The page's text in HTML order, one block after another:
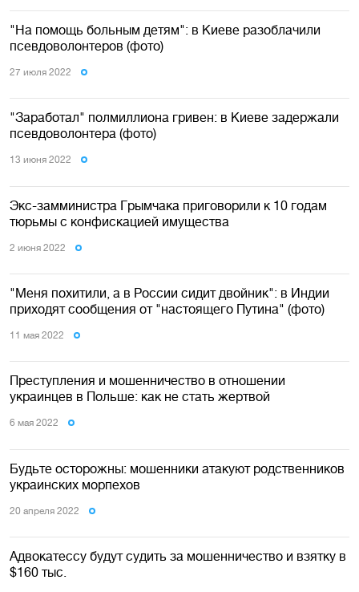
"На помощь больным детям": в Киеве разоблачили
псевдоволонтеров (фото)
27 июля 2022
"Заработал" полмиллиона гривен: в Киеве задержали
псевдоволонтера (фото)
13 июня 2022
Экс-замминистра Грымчака приговорили к 10 годам
тюрьмы с конфискацией имущества
2 июня 2022
"Меня похитили, а в России сидит двойник": в Индии
приходят сообщения от "настоящего Путина" (фото)
11 мая 2022
Преступления и мошенничество в отношении
украинцев в Польше: как не стать жертвой
6 мая 2022
Будьте осторожны: мошенники атакуют родственников
украинских морпехов
20 апреля 2022
Адвокатессу будут судить за мошенничество и взятку в
$160 тыс.